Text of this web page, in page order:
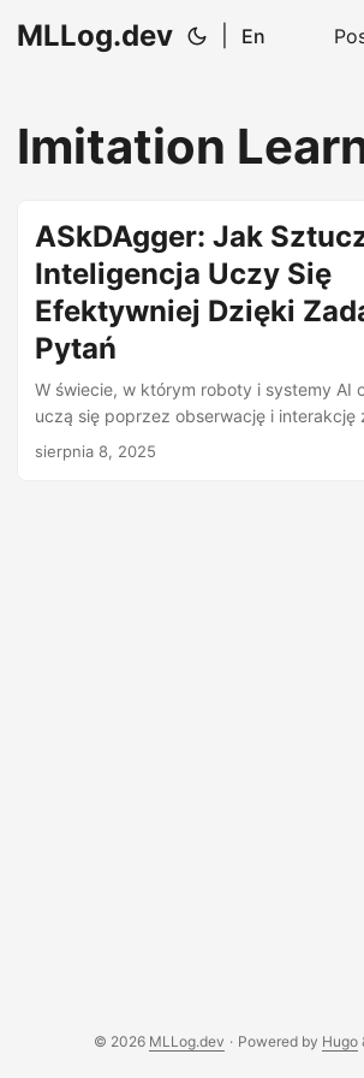
MLLog.dev En
Imitation
ASkDAgger: Jak
Inteligencja Uczy Się
Efektywniej Dzięki
Pytań
W świecie, w którym roboty i systemy AI
uczą się poprzez obserwację i interakcję
kluczowym wyzwaniem pozostaje
sierpnia 8, 2025
© 2026 MLLog.dev · Powered by Hugo